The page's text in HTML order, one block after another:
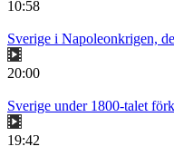
10:58
Sverige i Napoleonkrigen,
20:00
Sverige under 1800-talet
19:42